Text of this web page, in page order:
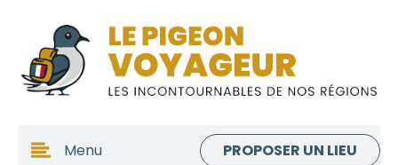
Menu PROPOSER UN LIEU